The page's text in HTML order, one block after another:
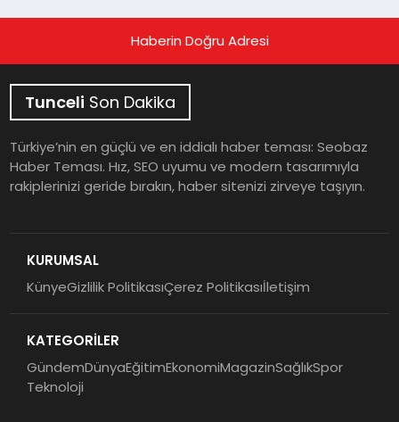
Haberin Doğru Adresi
Tunceli Son Dakika
Türkiye’nin en güçlü ve en iddialı haber teması: Seobaz
Haber Teması. Hız, SEO uyumu ve modern tasarımıyla
rakiplerinizi geride bırakın, haber sitenizi zirveye taşıyın.
KURUMSAL
KünyeGizlilik PolitikasıÇerez Politikasıİletişim
KATEGORİLER
GündemDünyaEğitimEkonomiMagazinSağlıkSpor
Teknoloji